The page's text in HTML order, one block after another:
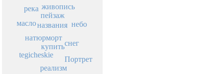
пейзаж
названия
живопись
натюрморт
купить
масло
река
снег
tegicheskie
реализм
небо
Портрет